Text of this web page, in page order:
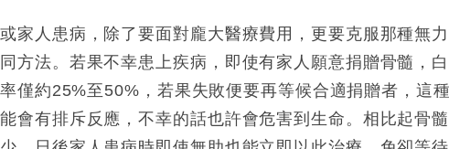
家人患病，除了要面對龐大醫療費用，更要克服那種無力
方法。若果不幸患上疾病，即使有家人願意捐贈骨髓，白
僅約25%至50%，若果失敗便要再等候合適捐贈者，這
會有排斥反應，不幸的話也許會危害到生命。相比起骨髓